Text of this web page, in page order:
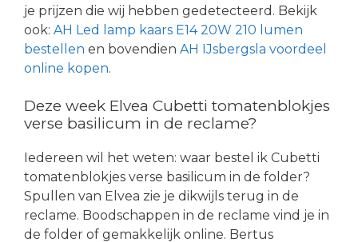
je prijzen die wij hebben gedetecteerd. Bekijk
ook: AH Led lamp kaars E14 20W 210 lumen
bestellen en bovendien AH IJsbergsla voordeel
online kopen.
Deze week Elvea Cubetti tomatenblokjes
verse basilicum in de reclame?
Iedereen wil het weten: waar bestel ik Cubetti
tomatenblokjes verse basilicum in de folder?
Spullen van Elvea zie je dikwijls terug in de
reclame. Boodschappen in de reclame vind je in
de folder of gemakkelijk online. Bertus